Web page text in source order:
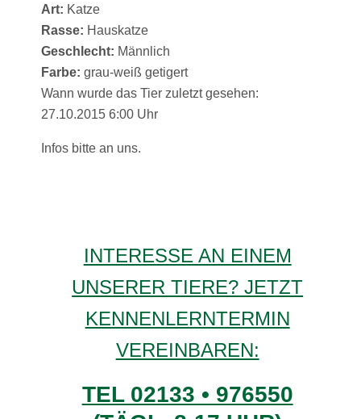
Art: Katze
Rasse: Hauskatze
Geschlecht: Männlich
Farbe: grau-weiß getigert
Wann wurde das Tier zuletzt gesehen:
27.10.2015 6:00 Uhr
Infos bitte an uns.
INTERESSE AN EINEM
UNSERER TIERE? JETZT
KENNENLERNTERMIN
VEREINBAREN:
TEL 02133 • 976550